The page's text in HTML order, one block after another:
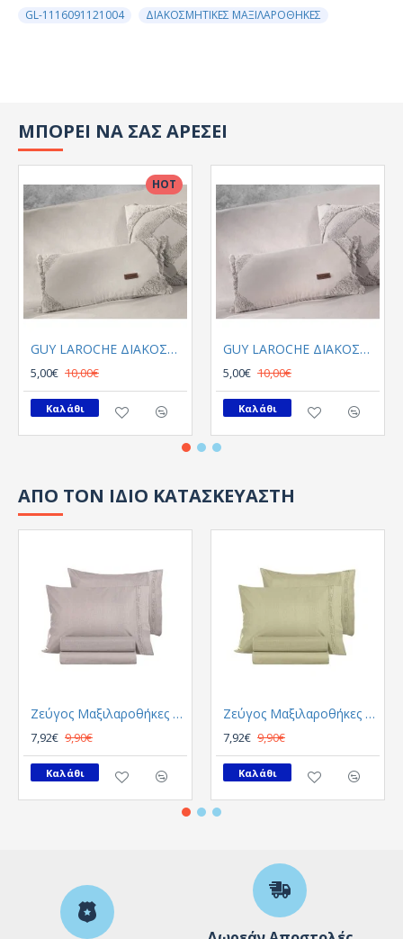
GL-1116091121004
ΔΙΑΚΟΣΜΗΤΙΚΕΣ ΜΑΞΙΛΑΡΟΘΗΚΕΣ
ΜΠΟΡΕΙ ΝΑ ΣΑΣ ΑΡΕΣΕΙ
HOT
GUY LAROCHE ΔΙΑΚΟΣΜΗΤΙΚΗ ΜΑΞΙΛΑΡΟΘΗΚΗ HIDI NATURAL 30X45 ΧΩΡΙΣ ΓΕΜΙΣΗ
5,00€ 10,00€
Καλάθι
GUY LAROCHE ΔΙΑΚΟΣΜΗΤΙΚΗ ΜΑΞΙΛΑΡΟΘΗΚΗ HIDI PUDRA 30X45 ΧΩΡΙΣ ΓΕΜΙΣΗ
5,00€ 10,00€
Καλάθι
ΑΠΟ ΤΟΝ ΙΔΙΟ ΚΑΤΑΣΚΕΥΑΣΤΗ
Ζεύγος Μαξιλαροθήκες GUY LAROCHE Melanze
7,92€ 9,90€
Καλάθι
Ζεύγος Μαξιλαροθήκες GUY LAROCHE Olive
7,92€ 9,90€
Καλάθι